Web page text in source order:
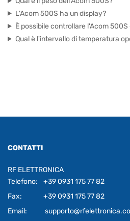
L'Acom 500S ha un display?
È possibile controllare l'Acom
Qual è l'intervallo di temperatura
CONTATTI
RF ELETTRONICA
Telefono:
+39 0931 175 77 82
Fax:
+39 0931 175 77 82
Email: